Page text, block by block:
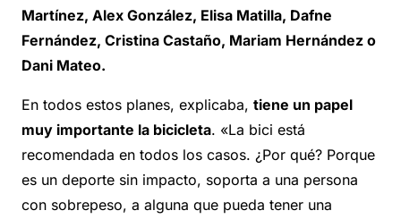
Martínez, Alex González, Elisa Matilla, Dafne
Fernández, Cristina Castaño, Mariam Hernández o
Dani Mateo.
En todos estos planes, explicaba, tiene un papel
muy importante la bicicleta. «La bici está
recomendada en todos los casos. ¿Por qué? Porque
es un deporte sin impacto, soporta a una persona
con sobrepeso, a alguna que pueda tener una